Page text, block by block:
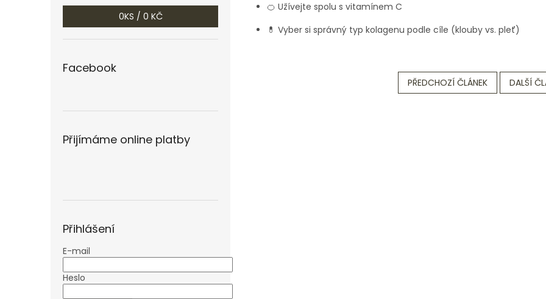
0KS / 0 KČ
Facebook
Přijímáme online platby
Přihlášení
E-mail
Heslo
🍊 Užívejte spolu s vitamínem C
💊 Vyber si správný typ kolagenu podle cíle (klouby vs. pleť)
PŘEDCHOZÍ ČLÁNEK DALŠÍ